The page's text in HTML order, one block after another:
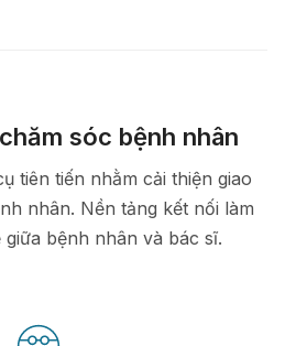
sóc bệnh nhân
tiên tiến nhằm cải thiện giao
nhân. Nền tảng kết nối làm
bệnh nhân và bác sĩ.